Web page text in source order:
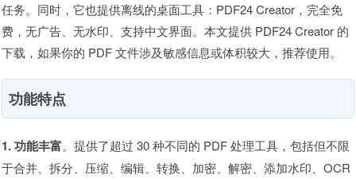
任务。同时，它也提供离线的桌面工具：PDF24 Creator，完全免
费，无广告、无水印、支持中文界面。本文提供 PDF24 Creator 的
下载，如果你的 PDF 文件涉及敏感信息或体积较大，推荐使用。
功能特点
1. 功能丰富。提供了超过 30 种不同的 PDF 处理工具，包括但不限
于合并、拆分、压缩、编辑、转换、加密、解密、添加水印、OCR